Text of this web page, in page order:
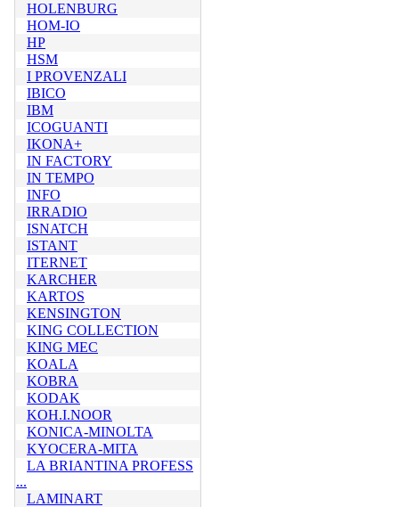
HOLENBURG
HOM-IO
HP
HSM
I PROVENZALI
IBICO
IBM
ICOGUANTI
IKONA+
IN FACTORY
IN TEMPO
INFO
IRRADIO
ISNATCH
ISTANT
ITERNET
KARCHER
KARTOS
KENSINGTON
KING COLLECTION
KING MEC
KOALA
KOBRA
KODAK
KOH.I.NOOR
KONICA-MINOLTA
KYOCERA-MITA
LA BRIANTINA PROFESS
...
LAMINART